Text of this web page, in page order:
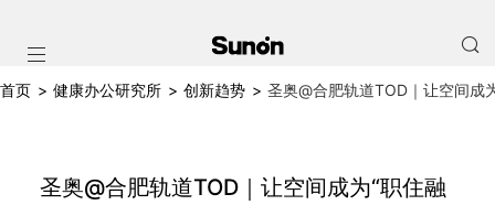
首页 > 健康办公研究所 > 创新趋势 > 圣奥@合肥轨道TOD｜让空间成
圣奥@合肥轨道TOD｜让空间成为“职住融